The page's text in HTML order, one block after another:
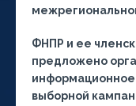
ФНПР и ее
предложено
выборной